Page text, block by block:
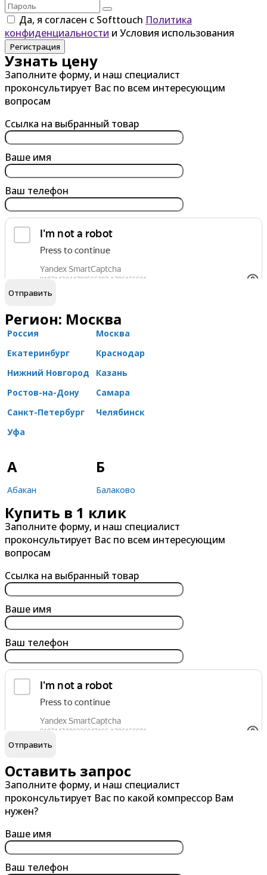
Да, я согласен с Softtouch Политика
конфиденциальности и Условия использования
Регистрация
Узнать цену
Заполните форму, и наш специалист
проконсультирует Вас по всем интересующим
вопросам
Ссылка на выбранный товар
Ваше имя
Ваш телефон
Я согласен наобработку персональных данных
Регион: Москва
Россия
Москва
Екатеринбург
Краснодар
Нижний Новгород
Казань
Ростов-на-Дону
Самара
Санкт-Петербург
Челябинск
Уфа
А
Абакан
Александров
Альметьевск
Анапа
Арзамас
Армавир
Архангельск
Астрахань
Ачинск
Б
Балаково
Балашиха
Барнаул
Белгород
Бийск
Благовещенск
Борисоглебск
Братск
Брянск
В
Великий Новгород
Владивосток
Владикавказ
Волгоград
Волгодонск
Глазов
Горно-Алтайск
Губкин
Купить в 1 клик
Заполните форму, и наш специалист
проконсультирует Вас по всем интересующим
вопросам
Ссылка на выбранный товар
Ваше имя
Ваш телефон
Я согласен наобработку персональных данных
Оставить запрос
Заполните форму, и наш специалист
проконсультирует Вас по какой компрессор Вам
нужен?
Ваше имя
Ваш телефон